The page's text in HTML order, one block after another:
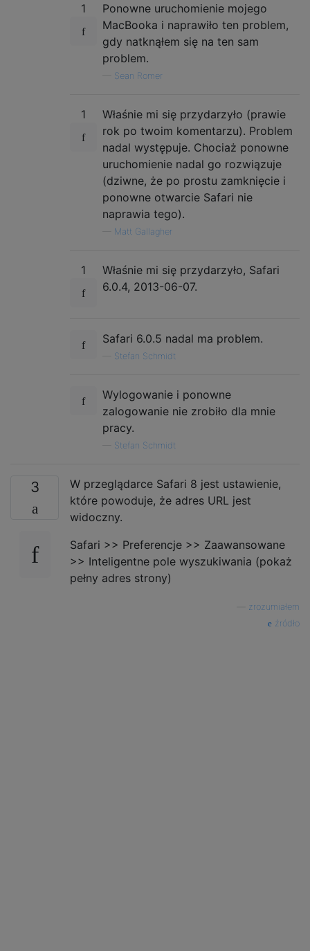
1
Ponowne uruchomienie mojego
MacBooka i naprawiło ten problem,
gdy natknąłem się na ten sam
problem.
Sean Romer
1
Właśnie mi się przydarzyło (prawie
rok po twoim komentarzu). Problem
nadal występuje. Chociaż ponowne
uruchomienie nadal go rozwiązuje
(dziwne, że po prostu zamknięcie i
ponowne otwarcie Safari nie
naprawia tego).
Matt Gallagher
1
Właśnie mi się przydarzyło, Safari
6.0.4, 2013-06-07.
Safari 6.0.5 nadal ma problem.
Stefan Schmidt
Wylogowanie i ponowne
zalogowanie nie zrobiło dla mnie
pracy.
Stefan Schmidt
3
W przeglądarce Safari 8 jest ustawienie,
które powoduje, że adres URL jest
widoczny.
Safari >> Preferencje >> Zaawansowane
>> Inteligentne pole wyszukiwania (pokaż
pełny adres strony)
zrozumiałem
źródło